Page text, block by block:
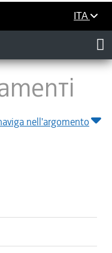
ITA
nell'argomento